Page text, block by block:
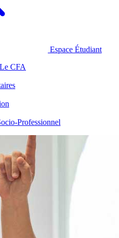
Espace Étudiant
CFA
Professionnel